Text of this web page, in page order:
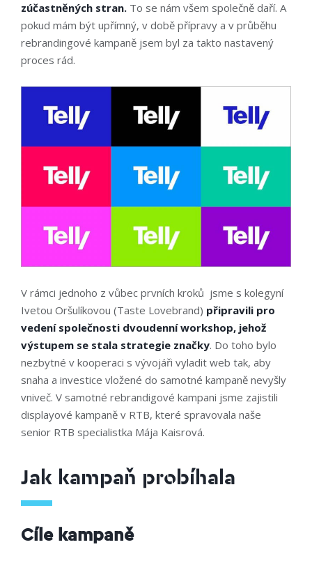
zúčastněných stran. To se nám všem společně daří. A
pokud mám být upřímný, v době přípravy a v průběhu
rebrandingové kampaně jsem byl za takto nastavený
proces rád.
V rámci jednoho z vůbec prvních kroků jsme s kolegyní
Ivetou Oršulíkovou (Taste Lovebrand) připravili pro
vedení společnosti dvoudenní workshop, jehož
výstupem se stala strategie značky. Do toho bylo
nezbytné v kooperaci s vývojáři vyladit web tak, aby
snaha a investice vložené do samotné kampaně nevyšly
vniveč. V samotné rebrandigové kampani jsme zajistili
displayové kampaně v RTB, které spravovala naše
senior RTB specialistka Mája Kaisrová.
Jak kampaň probíhala
Cíle kampaně